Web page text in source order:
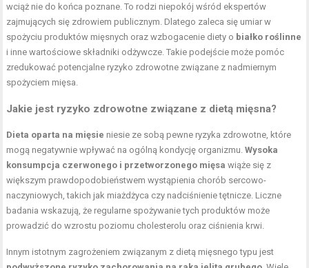
wciąż nie do końca poznane. To rodzi niepokój wśród ekspertów
zajmujących się zdrowiem publicznym. Dlatego zaleca się umiar w
spożyciu produktów mięsnych oraz wzbogacenie diety o białko roślinne
i inne wartościowe składniki odżywcze. Takie podejście może pomóc
zredukować potencjalne ryzyko zdrowotne związane z nadmiernym
spożyciem mięsa.
Jakie jest ryzyko zdrowotne związane z dietą mięsna?
Dieta oparta na mięsie niesie ze sobą pewne ryzyka zdrowotne, które
mogą negatywnie wpływać na ogólną kondycję organizmu.Wysoka
konsumpcja czerwonego i przetworzonego mięsa wiąże się z
większym prawdopodobieństwem wystąpienia chorób sercowo-
naczyniowych, takich jak miażdżyca czy nadciśnienie tętnicze. Liczne
badania wskazują, że regularne spożywanie tych produktów może
prowadzić do wzrostu poziomu cholesterolu oraz ciśnienia krwi.
Innym istotnym zagrożeniem związanym z dietą mięsnego typu jest